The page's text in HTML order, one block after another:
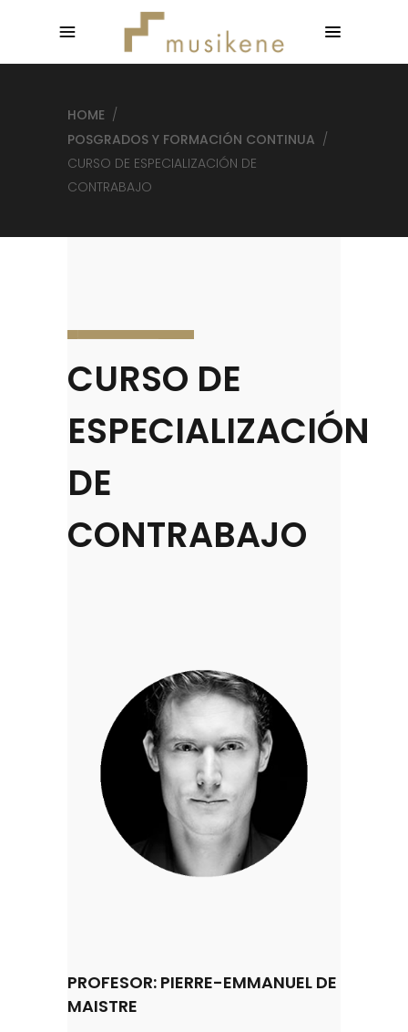
HOME /
POSGRADOS Y FORMACIÓN CONTINUA /
CURSO DE ESPECIALIZACIÓN DE
CONTRABAJO
CURSO DE
ESPECIALIZACIÓN
DE
CONTRABAJO
PROFESOR: PIERRE-EMMANUEL DE
MAISTRE